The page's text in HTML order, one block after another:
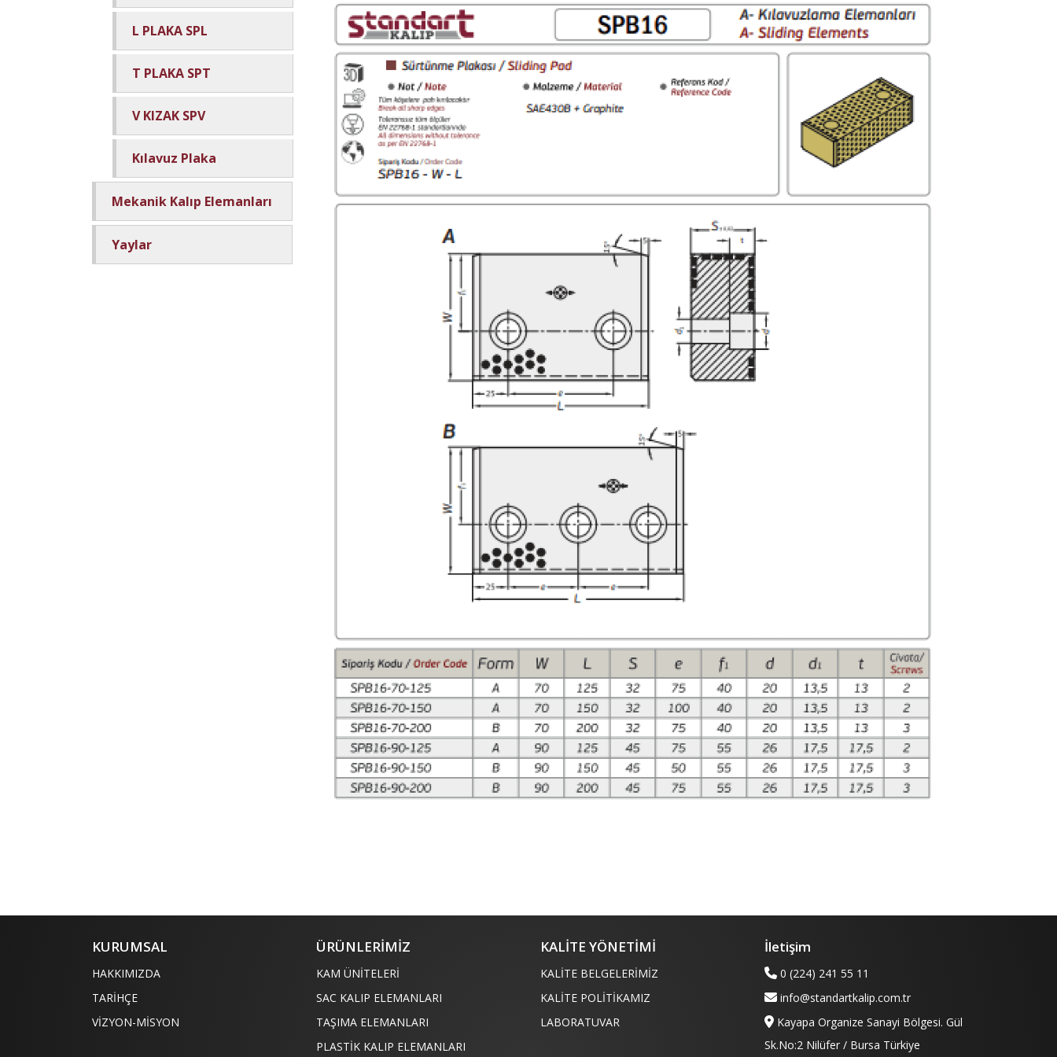
L PLAKA SPL
T PLAKA SPT
V KIZAK SPV
Kılavuz Plaka
Mekanik Kalıp Elemanları
Yaylar
KURUMSAL
HAKKIMIZDA
TARİHÇE
VİZYON-MİSYON
ÜRÜNLERİMİZ
KAM ÜNİTELERİ
SAC KALIP ELEMANLARI
TAŞIMA ELEMANLARI
PLASTİK KALIP ELEMANLARI
KALİTE YÖNETİMİ
KALİTE BELGELERİMİZ
KALİTE POLİTİKAMIZ
LABORATUVAR
İletişim
0 (224) 241 55 11
info@standartkalip.com.tr
Kayapa Organize Sanayi Bölgesi. Gül
Sk.No:2 Nilüfer / Bursa Türkiye